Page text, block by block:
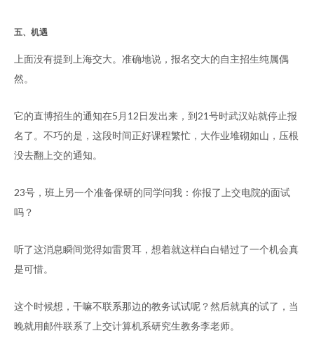
五、机遇
上面没有提到上海交大。准确地说，报名交大的自主招生纯属偶
然。
它的直博招生的通知在5月12日发出来，到21号时武汉站就停止报
名了。不巧的是，这段时间正好课程繁忙，大作业堆砌如山，压根
没去翻上交的通知。
23号，班上另一个准备保研的同学问我：你报了上交电院的面试
吗？
听了这消息瞬间觉得如雷贯耳，想着就这样白白错过了一个机会真
是可惜。
这个时候想，干嘛不联系那边的教务试试呢？然后就真的试了，当
晚就用邮件联系了上交计算机系研究生教务李老师。